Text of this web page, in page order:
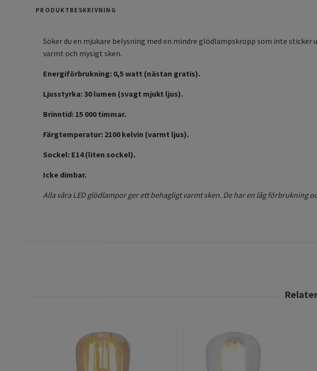
PRODUKTBESKRIVNING
Söker du en mjukare belysning med en mindre glödlampskropp som inte
varmt och mysigt sken.
Energiförbrukning: 0,5 watt (nästan gratis).
Ljusstyrka: 30 lumen (svagt mjukt ljus).
Brinntid: 15 000 timmar.
Färgtemperatur: 2100 kelvin (varmt ljus).
Sockel: E14 (liten sockel).
Icke dimbar.
Alla våra LED glödlampor ger ett behagligt varmt sken. De har en låg förbrukning